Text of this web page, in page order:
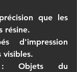
que les
résine.
d'impression
visibles.
du